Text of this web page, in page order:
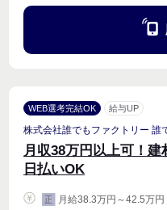
WEB選考完結OK 給与UP
株式会社誰でもファクトリー
月収38万円以上可！
日払いOK
正 月給38.3万円～42.5万円